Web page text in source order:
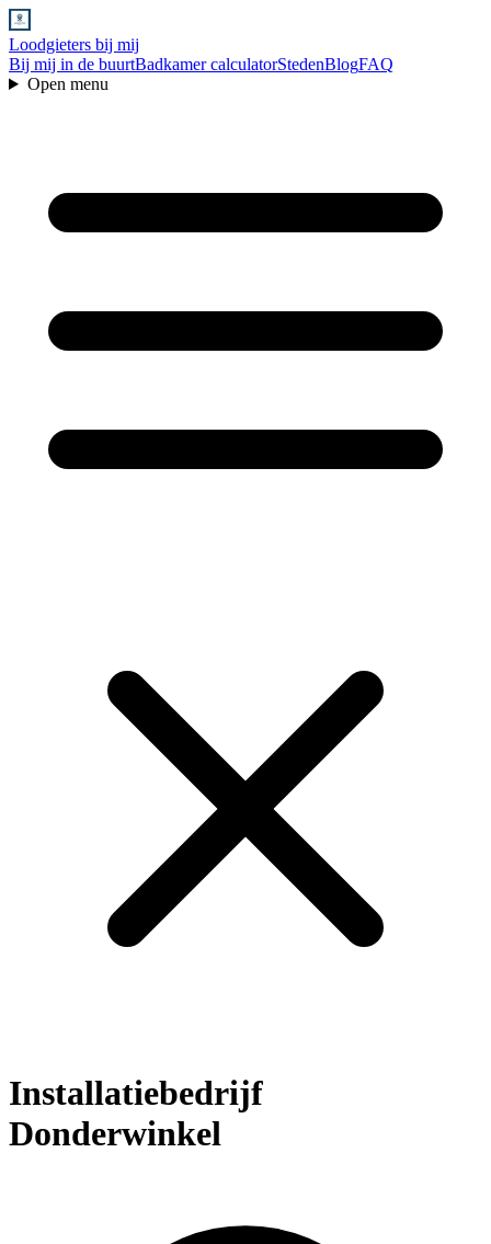
Loodgieters bij mij
Bij mij in de buurtBadkamer calculatorStedenBlogFAQ
Open menu
Installatiebedrijf
Donderwinkel